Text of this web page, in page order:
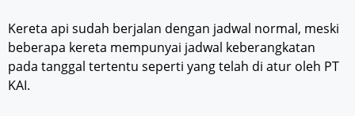
Kereta api sudah berjalan dengan jadwal normal, meski
beberapa kereta mempunyai jadwal keberangkatan
pada tanggal tertentu seperti yang telah di atur oleh PT
KAI.